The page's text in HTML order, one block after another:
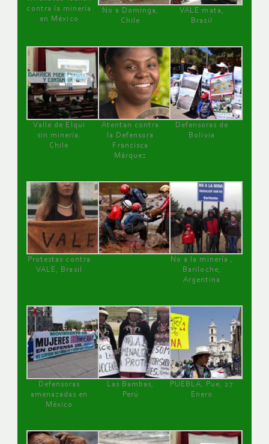
contra la minería
en México
No a Dominga,
Chile
VALE mata,
Brasil
Valle de Elqui
sin minería.
Chile
Atentan contra
la Defensora
Francisca
Márquez
Defensoras de
Bolivia
Protestas contra
VALE, Brasil
No a la minería ,
Bariloche,
Argentina
Defensoras
amenazadas en
México
Las Bambas,
Perú
PUEBLA, Pue, 27
Enero